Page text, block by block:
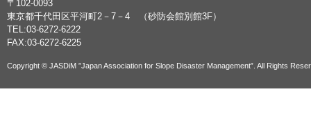
〒102-0093
東京都千代田区平河町2－7－4 （砂防会館別館3F）
TEL:03-6272-6222
FAX:03-6272-6225
Copyright © JASDiM ”Japan Association for Slope Disaster Management”. All Rights